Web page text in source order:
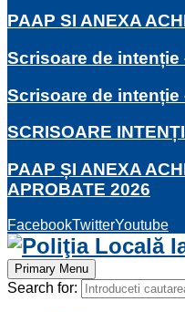
PAAP SI ANEXA
Scrisoare de
Scrisoare de
SCRISOARE
PAAP ȘI ANEXA
APROBATE 2026
FacebookTwitterYoutube
Primary Menu
Search for: